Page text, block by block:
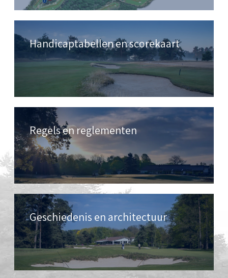
Handicaptabellen en scorekaart
Regels en reglementen
Geschiedenis en architectuur